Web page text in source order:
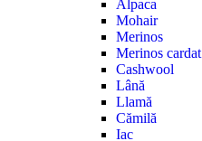
Alpaca
Mohair
Merinos
Merinos cardat
Cashwool
Lână
Llamă
Cămilă
Iac